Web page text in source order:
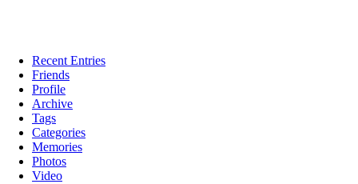
Recent Entries
Friends
Profile
Archive
Tags
Categories
Memories
Photos
Video